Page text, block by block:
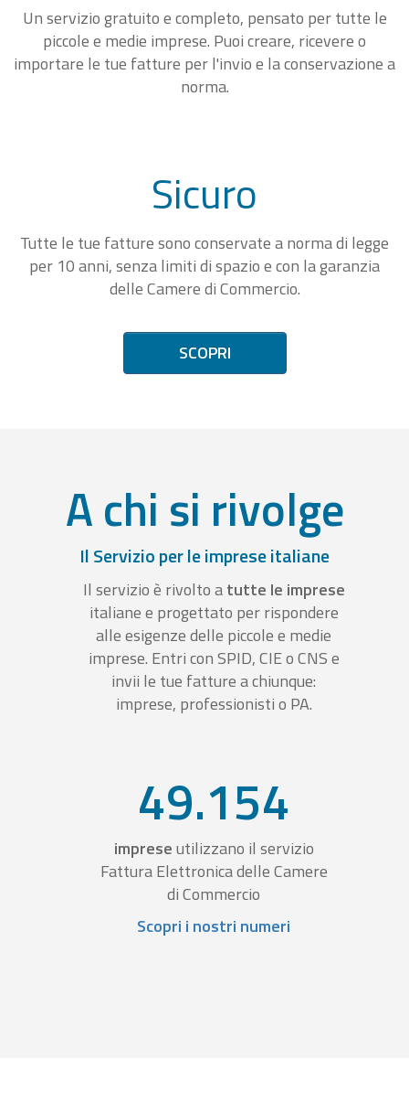
Un servizio gratuito e completo, pensato per tutte le
piccole e medie imprese. Puoi creare, ricevere o
importare le tue fatture per l'invio e la conservazione a
norma.
Sicuro
Tutte le tue fatture sono conservate a norma di legge
per 10 anni, senza limiti di spazio e con la garanzia
delle Camere di Commercio.
SCOPRI
A chi si rivolge
Il Servizio per le imprese italiane
Il servizio è rivolto atutte le imprese
italiane e progettato per rispondere
alle esigenze delle piccole e medie
imprese. Entri con SPID, CIE o CNS e
invii le tue fatture a chiunque:
imprese, professionisti o PA.
49.154
impreseutilizzano il servizio
Fattura Elettronica delle Camere
di Commercio
Scopri i nostri numeri